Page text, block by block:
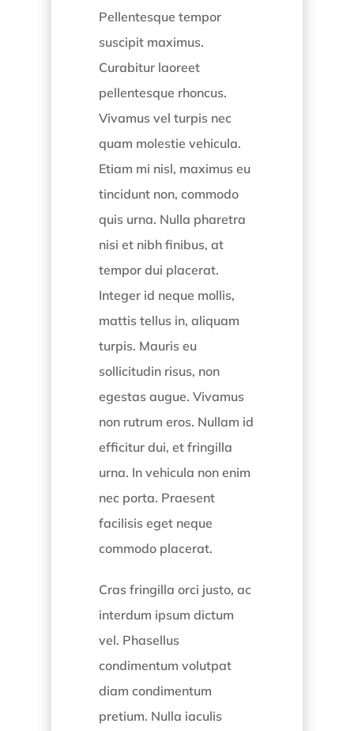
Pellentesque tempor
suscipit maximus.
Curabitur laoreet
pellentesque rhoncus.
Vivamus vel turpis nec
quam molestie vehicula.
Etiam mi nisl, maximus eu
tincidunt non, commodo
quis urna. Nulla pharetra
nisi et nibh finibus, at
tempor dui placerat.
Integer id neque mollis,
mattis tellus in, aliquam
turpis. Mauris eu
sollicitudin risus, non
egestas augue. Vivamus
non rutrum eros. Nullam id
efficitur dui, et fringilla
urna. In vehicula non enim
nec porta. Praesent
facilisis eget neque
commodo placerat.
Cras fringilla orci justo, ac
interdum ipsum dictum
vel. Phasellus
condimentum volutpat
diam condimentum
pretium. Nulla iaculis